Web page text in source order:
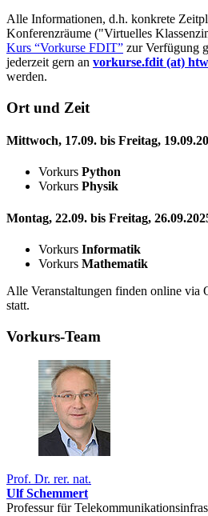
Alle Informationen, d.h. konkrete
Konferenzräume ("Virtuelles
Kurs
Vorkurse FDIT
zur Verfügung
jederzeit gern an vorkurse.fdit (at)
werden.
Ort und Zeit
Mittwoch, 17.09. bis Freitag,
Vorkurs Python
Vorkurs Physik
Montag, 22.09. bis Freitag,
Vorkurs Informatik
Vorkurs Mathematik
Alle Veranstaltungen finden online via
statt.
Vorkurs-Team
Prof. Dr. rer. nat.
Ulf Schemmert
Professur für